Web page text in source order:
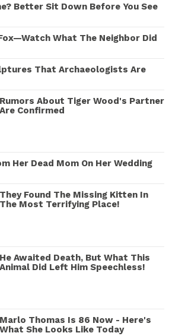
Better Sit Down Before You See
What The Neighbor Did
That Archaeologists Are
Rumors About Tiger Wood's Partner
Are Confirmed
Her Dead Mom On Her Wedding
They Found The Missing Kitten In
The Most Terrifying Place!
He Awaited Death, But What This
Animal Did Left Him Speechless!
Marlo Thomas Is 86 Now - Here's
What She Looks Like Today